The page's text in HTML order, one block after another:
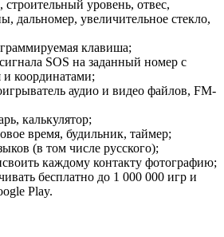
уровень, отвес,
дальномер, увеличительное стекло,
клавиша;
SOS на заданный номер с
и координатами;
аудио и видео файлов, FM-
калькулятор;
время, будильник, таймер;
(в том числе русского);
каждому контакту фотографию;
бесплатно до 1 000 000 игр и
Play.